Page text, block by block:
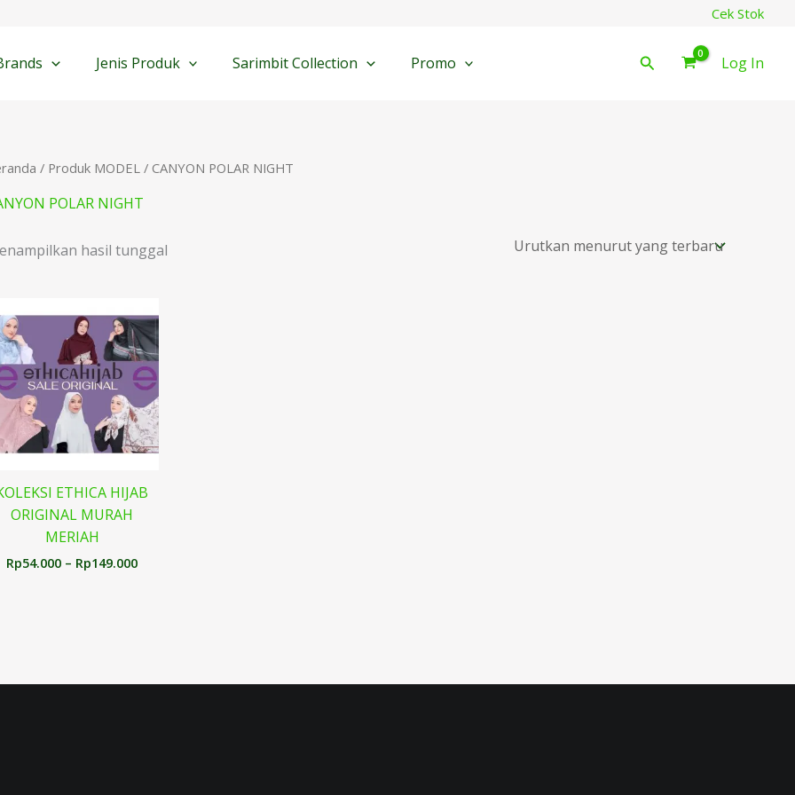
Cek Stok
Jenis Produk Sarimbit Collection Promo Cari Log In
/ Produk MODEL / CANYON POLAR NIGHT
POLAR NIGHT
hasil tunggal
ETHICA HIJAB
ORIGINAL MURAH
MERIAH
Rp54.000 – Rp149.000
harga:
Rp54.000
hingga
Rp149.000